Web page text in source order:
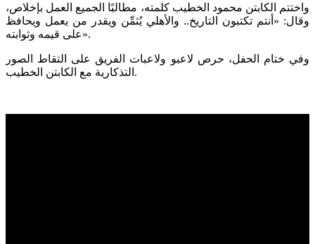
واختتم الكابتن محمود الخطيب كلمته، مطالبًا الجميع العمل بإخلاص،
وقال: «أنتم تكتبون التاريخ.. والأهلي يُثمِّن ويقدر من يعمل ويحافظ
على قيمه وثوابته».
وفي ختام الحفل، حرص لاعبو ولاعبات الفريق على التقاط الصور
التذكارية مع الكابتن الخطيب.